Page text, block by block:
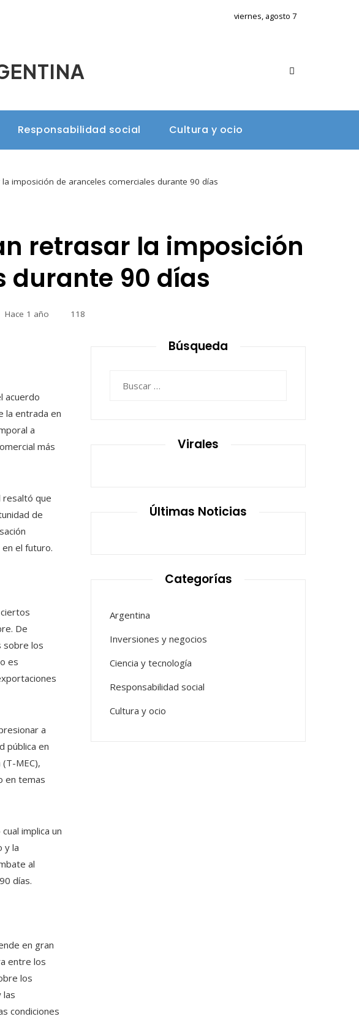
viernes, agosto 7
Responsabilidad social Cultura y ocio
imposición de aranceles comerciales durante 90 días
retrasar la imposición
durante 90 días
Hace 1 año 118
acuerdo
la entrada en
a
más
resaltó que
de
el futuro.
De
sobre los
es
a
pública en
MEC),
en temas
implica un
y la
al
días.
en gran
entre los
los
las
condiciones
Búsqueda
Virales
Últimas Noticias
Categorías
Argentina
Inversiones y negocios
Ciencia y tecnología
Responsabilidad social
Cultura y ocio